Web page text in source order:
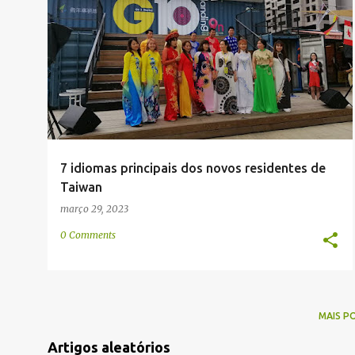
g
n
s
7 idiomas principais dos novos residentes de
Taiwan
março 29, 2023
CAMBOJA COMUNIDADE CULTURA FILIPINAS +5
0 Comments
MAIS
Artigos aleatórios